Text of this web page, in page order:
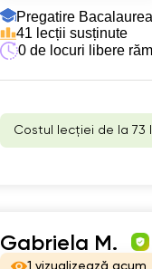
Pregatire
41 lecții susținute
0 de locuri libere
Costul lecției de la 73
Gabriela M.
1 vizualizează acum